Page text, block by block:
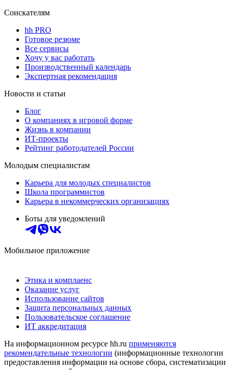
Соискателям
hh PRO
Готовое резюме
Все сервисы
Хочу у вас работать
Производственный календарь
Экспертная рекомендация
Новости и статьи
Блог
О компаниях в игровой форме
Жизнь в компании
ИТ-проекты
Рейтинг работодателей России
Молодым специалистам
Карьера для молодых специалистов
Школа программистов
Карьера в некоммерческих организациях
Боты для уведомлений
Мобильное приложение
Этика и комплаенс
Оказание услуг
Использование сайтов
Защита персональных данных
Пользовательское соглашение
ИТ аккредитация
На информационном ресурсе hh.ru применяются
рекомендательные технологии (информационные технологии
предоставления информации на основе сбора, систематизации